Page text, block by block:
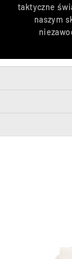
taktyczne
naszym